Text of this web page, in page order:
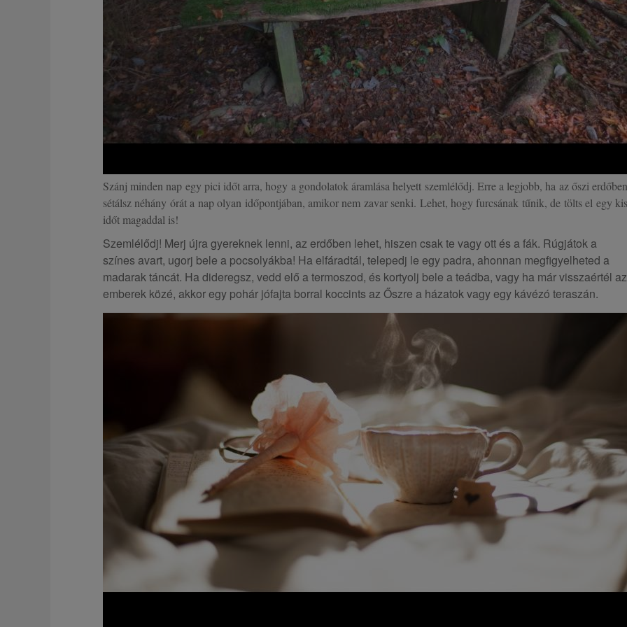
Szánj minden nap egy pici időt arra, hogy a gondolatok áramlása helyett szemlélődj. Erre a legjobb, ha az őszi erdőben
sétálsz néhány órát a nap olyan időpontjában, amikor nem zavar senki. Lehet, hogy furcsának tűnik, de tölts el egy kis
időt magaddal is!
Szemlélődj! Merj újra gyereknek lenni, az erdőben lehet, hiszen csak te vagy ott és a fák. Rúgjátok a
színes avart, ugorj bele a pocsolyákba! Ha elfáradtál, telepedj le egy padra, ahonnan megfigyelheted a
madarak táncát. Ha dideregsz, vedd elő a termoszod, és kortyolj bele a teádba, vagy ha már visszaértél az
emberek közé, akkor egy pohár jófajta borral koccints az Őszre a házatok vagy egy kávézó teraszán.